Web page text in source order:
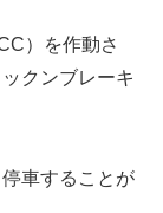
）を作動さ
クンブレーキ
車することが